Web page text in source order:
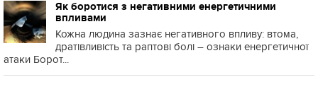
Як боротися з негативними енергетичними
впливами
Кожна людина зазнає негативного впливу: втома,
дратівливість та раптові болі – ознаки енергетичної
атаки Борот...